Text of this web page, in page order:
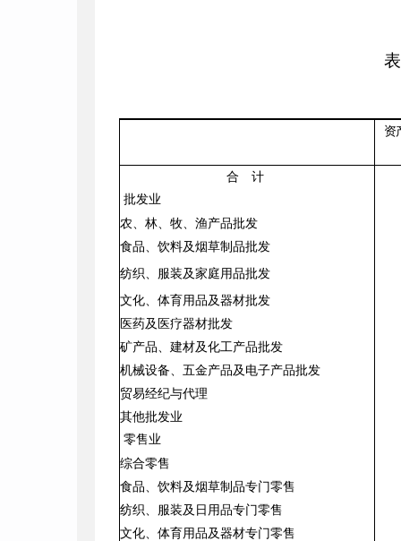
表
资
合 计
批发业
农、林、牧、渔产品批发
食品、饮料及烟草制品批发
纺织、服装及家庭用品批发
文化、体育用品及器材批发
医药及医疗器材批发
矿产品、建材及化工产品批发
机械设备、五金产品及电子产品批发
贸易经纪与代理
其他批发业
零售业
综合零售
食品、饮料及烟草制品专门零售
纺织、服装及日用品专门零售
文化、体育用品及器材专门零售